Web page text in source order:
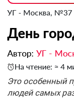
УГ - Москва, №37
День
Автор: УГ -
На чтение: ≈ 4
Это особенный
людей самых